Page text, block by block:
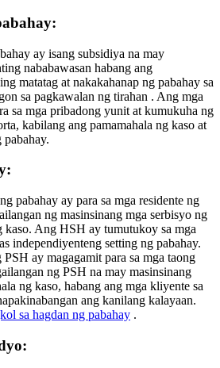
ay isang subsidiya na may
nababawasan habang ang
matatag at nakakahanap ng pabahay sa
sa pagkawalan ng tirahan . Ang mga
sa mga pribadong yunit at kumukuha ng
kabilang ang pamamahala ng kaso at
pabahay ay para sa mga residente ng
ng masinsinang mga serbisyo ng
kaso. Ang HSH ay tumutukoy sa mga
independiyenteng setting ng pabahay.
ay magagamit para sa mga taong
ng PSH na may masinsinang
ng kaso, habang ang mga kliyente sa
ang kanilang kalayaan.
sa hagdan ng pabahay .